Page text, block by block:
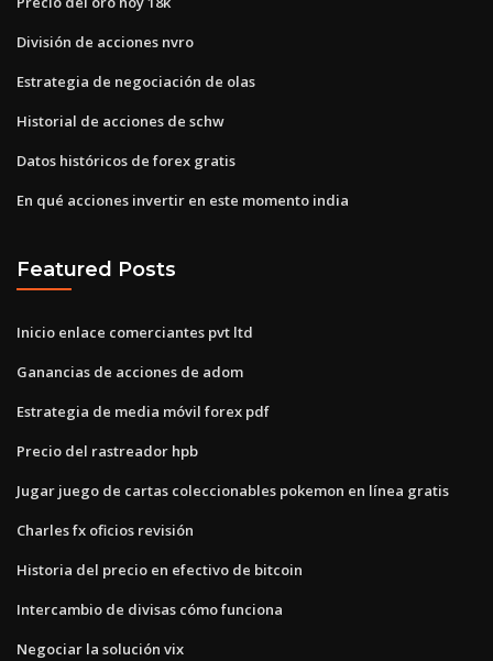
División de acciones nvro
Estrategia de negociación de olas
Historial de acciones de schw
Datos históricos de forex gratis
En qué acciones invertir en este momento india
Featured Posts
Inicio enlace comerciantes pvt ltd
Ganancias de acciones de adom
Estrategia de media móvil forex pdf
Precio del rastreador hpb
Jugar juego de cartas coleccionables pokemon en línea gratis
Charles fx oficios revisión
Historia del precio en efectivo de bitcoin
Intercambio de divisas cómo funciona
Negociar la solución vix